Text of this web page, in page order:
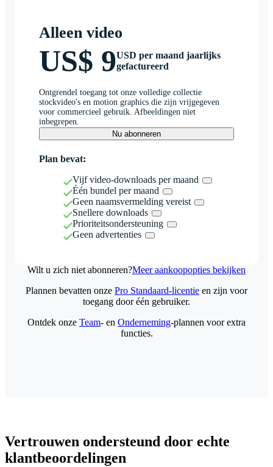
Alleen video
US$ 9USD per maand jaarlijks
gefactureerd
Ontgrendel toegang tot onze volledige collectie
stockvideo's en motion graphics die zijn vrijgegeven
voor commercieel gebruik. Afbeeldingen niet
inbegrepen.
Nu abonneren
Plan bevat:
Vijf video-downloads per maand
Één bundel per maand
Geen naamsvermelding vereist
Snellere downloads
Prioriteitsondersteuning
Geen advertenties
Wilt u zich niet abonneren?Meer aankoopopties bekijken
Plannen bevatten onze Pro Standaard-licentie en zijn voor
toegang door één gebruiker.
Ontdek onze Team- en Onderneming-plannen voor extra
functies.
Vertrouwen ondersteund door echte
klantbeoordelingen